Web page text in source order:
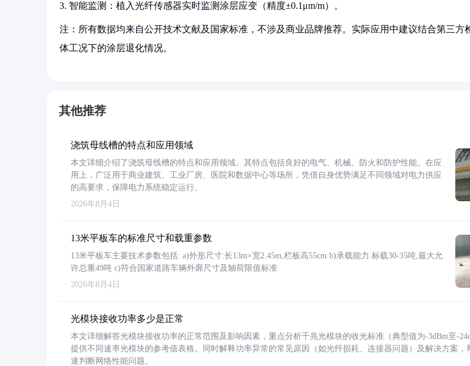
3. 智能监测：植入光纤传感器实时监测涂层应变（精度±0.1μm/m）。
注：所有数据均来自公开技术文献及国家标准，不涉及商业品牌推荐。实际应用中建议结合第三方
体工况下的涂层退化情况。
其他推荐
浇筑母线槽的特点和应用领域
本文详细介绍了浇筑母线槽的特点和应用领域。其特点包括良好的电气、机械、防火和防护性能。在应
用上，广泛用于商业建筑、工业厂房、医院和数据中心等场所，凭借自身优势满足不同领域对电力供应
的高要求，保障电力系统稳定运行。
2026年8月4日
13米平板车的标准尺寸和载重参数
13米平板车主要技术参数包括: a)外形尺寸:长13m×宽2.45m,栏板高55cm b)承载能力:标载30-35吨,最大允
许总重49吨 c)符合国家道路车辆外廓尺寸及轴荷限值标准
2026年8月4日
光模块接收功率多少是正常
本文详细解答光模块接收功率的正常范围及影响因素，重点分析千兆光模块的收光标准（典型值为-3dBm至-
提供不同速率光模块的参考值表格。同时解释功率异常的常见原因（如光纤损耗、连接器问题）及解决方案，
速判断网络性能问题。